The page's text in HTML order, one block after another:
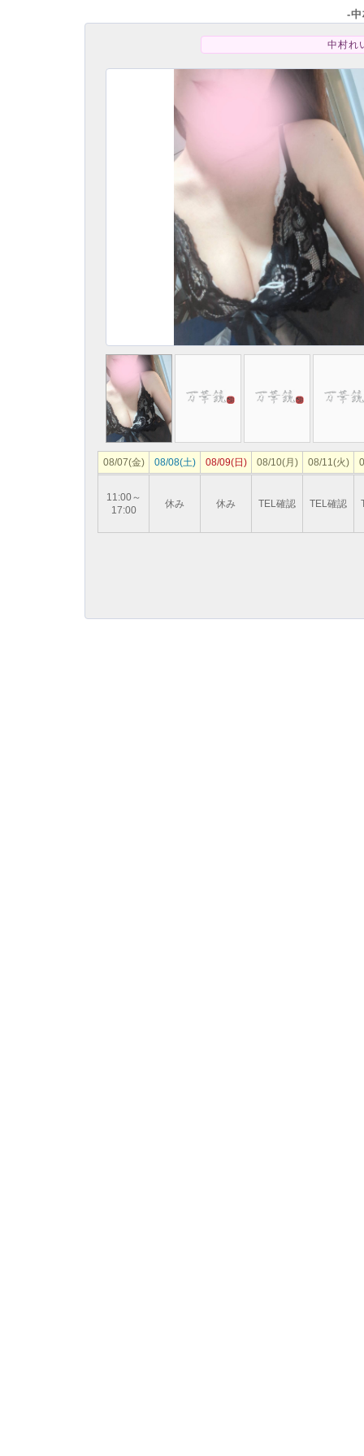
-
中村れ
08/07(金) 08/08(土) 08/09(日) 08/10(月) 08/11(火)
11:00～
17:00
休み 休み TEL確認 TEL確認